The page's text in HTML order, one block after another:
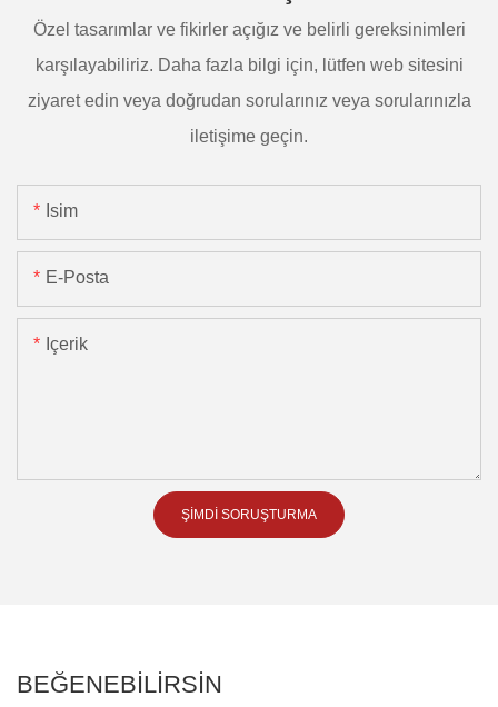
Özel tasarımlar ve fikirler açığız ve belirli gereksinimleri
karşılayabiliriz. Daha fazla bilgi için, lütfen web sitesini
ziyaret edin veya doğrudan sorularınız veya sorularınızla
iletişime geçin.
Isim
E-Posta
Içerik
ŞIMDI SORUŞTURMA
BEĞENEBILIRSIN